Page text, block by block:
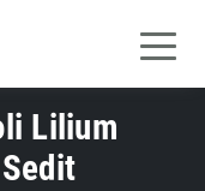
Lilium